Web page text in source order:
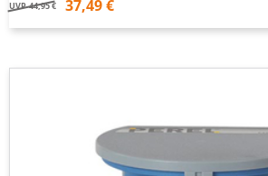
UVP 44,95 € 37,49 €